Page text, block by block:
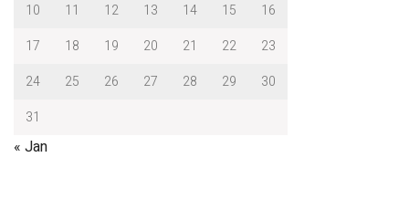
10
11 12 13 14 15
16
17
18 19 20 21 22
23
24
25 26 27 28 29
30
31
« Jan